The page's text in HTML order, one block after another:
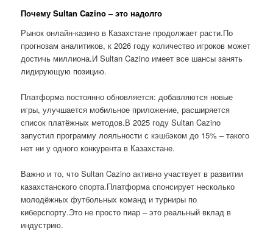
Почему Sultan Cazino – это надолго
Рынок онлайн-казино в Казахстане продолжает расти.По
прогнозам аналитиков, к 2026 году количество игроков может
достичь миллиона.И Sultan Cazino имеет все шансы занять
лидирующую позицию.
Платформа постоянно обновляется: добавляются новые
игры, улучшается мобильное приложение, расширяется
список платёжных методов.В 2025 году Sultan Cazino
запустил программу лояльности с кэшбэком до 15% – такого
нет ни у одного конкурента в Казахстане.
Важно и то, что Sultan Cazino активно участвует в развитии
казахстанского спорта.Платформа спонсирует несколько
молодёжных футбольных команд и турниры по
киберспорту.Это не просто пиар – это реальный вклад в
индустрию.